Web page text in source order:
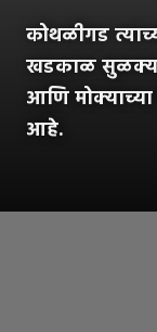
कोथळीगड
खडकाळ
आणि
आहे.